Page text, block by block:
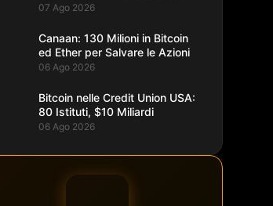
07 Ago 2026
Canaan: 130 Milioni in Bitcoin
ed Ether per Salvare le Azioni
06 Ago 2026
Bitcoin nelle Credit Union USA:
80 Istituti, $10 Miliardi
06 Ago 2026